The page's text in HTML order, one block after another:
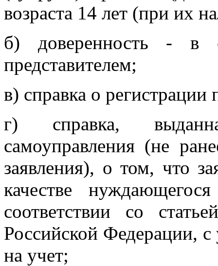
возраста 14 лет (при их
б) доверенность - в
представителем;
в) справка о регистрации
г) справка,
самоуправления (не
заявления), о том, что
качестве
соответствии со
Российской Федерации, с
на учет;